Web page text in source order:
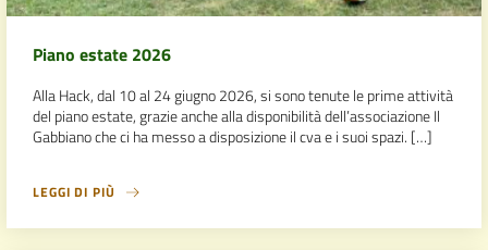
Piano estate 2026
Alla Hack, dal 10 al 24 giugno 2026, si sono tenute le prime attività
del piano estate, grazie anche alla disponibilità dell’associazione Il
Gabbiano che ci ha messo a disposizione il cva e i suoi spazi. […]
LEGGI DI PIÙ